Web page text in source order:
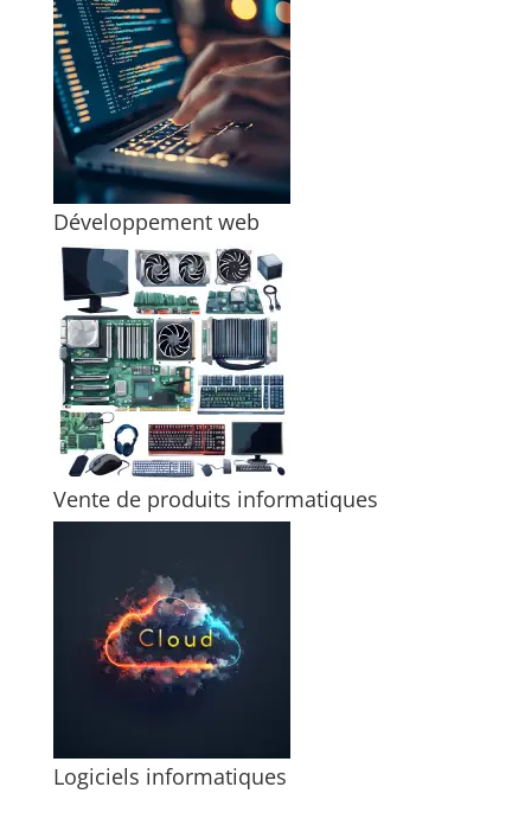
Développement web
Vente de produits informatiques
Logiciels informatiques